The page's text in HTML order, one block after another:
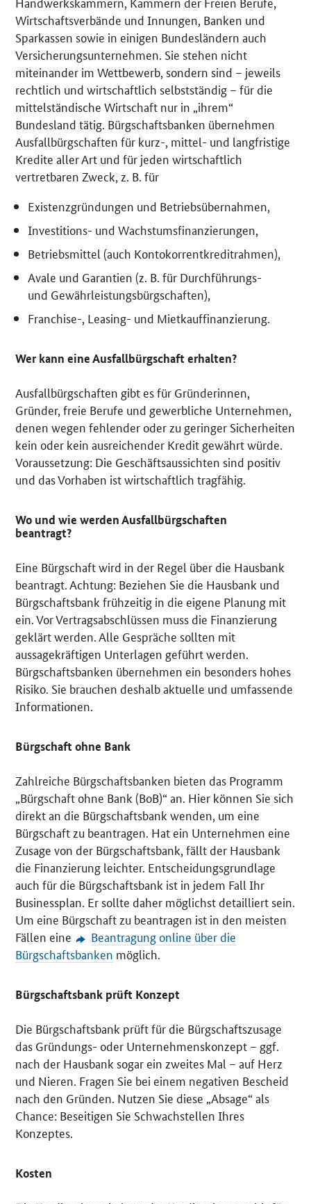
Wirtschaftsverbände und Innungen, Banken und
Sparkassen sowie in einigen Bundesländern auch
Versicherungsunternehmen. Sie stehen nicht
miteinander im Wettbewerb, sondern sind – jeweils
rechtlich und wirtschaftlich selbstständig – für die
mittelständische Wirtschaft nur in „ihrem“
Bundesland tätig. Bürgschaftsbanken übernehmen
Ausfallbürgschaften für kurz-, mittel- und langfristige
Kredite aller Art und für jeden wirtschaftlich
vertretbaren Zweck, z. B. für
Existenzgründungen und Betriebsübernahmen,
Investitions- und Wachstumsfinanzierungen,
Betriebsmittel (auch Kontokorrentkreditrahmen),
Avale und Garantien (z. B. für Durchführungs-
und Gewährleistungsbürgschaften),
Franchise-, Leasing- und Mietkauffinanzierung.
Wer kann eine Ausfallbürgschaft erhalten?
Ausfallbürgschaften gibt es für Gründerinnen,
Gründer, freie Berufe und gewerbliche Unternehmen,
denen wegen fehlender oder zu geringer Sicherheiten
kein oder kein ausreichender Kredit gewährt würde.
Voraussetzung: Die Geschäftsaussichten sind positiv
und das Vorhaben ist wirtschaftlich tragfähig.
Wo und wie werden Ausfallbürgschaften
beantragt?
Eine Bürgschaft wird in der Regel über die Hausbank
beantragt. Achtung: Beziehen Sie die Hausbank und
Bürgschaftsbank frühzeitig in die eigene Planung mit
ein. Vor Vertragsabschlüssen muss die Finanzierung
geklärt werden. Alle Gespräche sollten mit
aussagekräftigen Unterlagen geführt werden.
Bürgschaftsbanken übernehmen ein besonders hohes
Risiko. Sie brauchen deshalb aktuelle und umfassende
Informationen.
Bürgschaft ohne Bank
Zahlreiche Bürgschaftsbanken bieten das Programm
„Bürgschaft ohne Bank (BoB)“ an. Hier können Sie sich
direkt an die Bürgschaftsbank wenden, um eine
Bürgschaft zu beantragen. Hat ein Unternehmen eine
Zusage von der Bürgschaftsbank, fällt der Hausbank
die Finanzierung leichter. Entscheidungsgrundlage
auch für die Bürgschaftsbank ist in jedem Fall Ihr
Businessplan. Er sollte daher möglichst detailliert sein.
Um eine Bürgschaft zu beantragen ist in den meisten
Fällen eine
Beantragung online über die
Bürgschaftsbanken möglich.
Bürgschaftsbank prüft Konzept
Die Bürgschaftsbank prüft für die Bürgschaftszusage
das Gründungs- oder Unternehmenskonzept – ggf.
nach der Hausbank sogar ein zweites Mal – auf Herz
und Nieren. Fragen Sie bei einem negativen Bescheid
nach den Gründen. Nutzen Sie diese „Absage“ als
Chance: Beseitigen Sie Schwachstellen Ihres
Konzeptes.
Kosten